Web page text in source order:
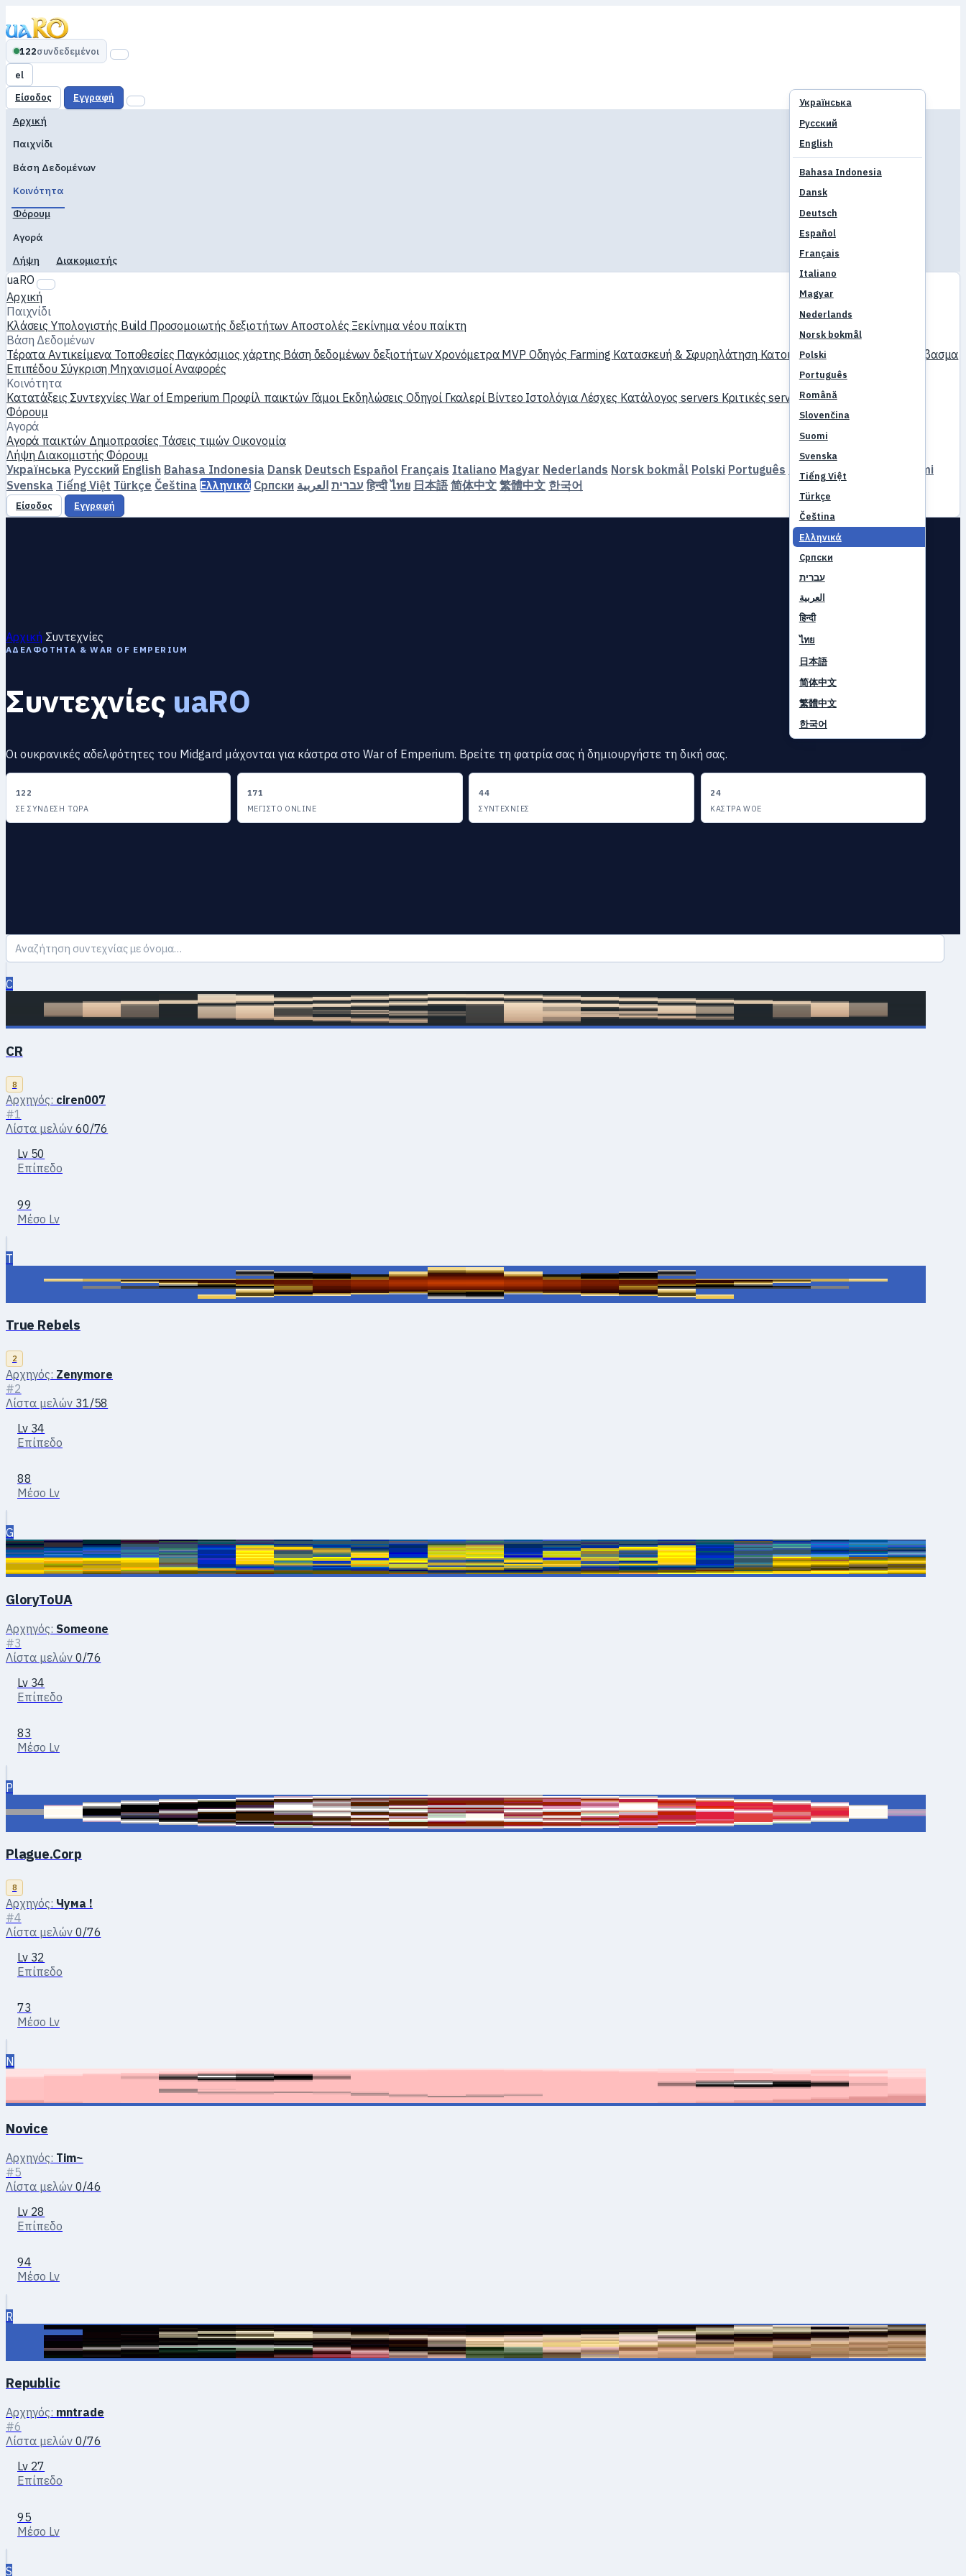
122συνδεδεμένοι
el
Українська
Русский
English
Bahasa Indonesia
Dansk
Deutsch
Español
Français
Italiano
Magyar
Nederlands
Norsk bokmål
Polski
Português
Română
Slovenčina
Suomi
Svenska
Tiếng Việt
Türkçe
Čeština
Ελληνικά
Српски
עברית
العربية
हिन्दी
ไทย
日本語
简体中文
繁體中文
한국어
Είσοδος Εγγραφή
Αρχική
Παιχνίδι
Βάση Δεδομένων
Κοινότητα
Φόρουμ
Αγορά
Λήψη
Διακομιστής
uaRO
Αρχική
Παιχνίδι
Κλάσεις Υπολογιστής Build Προσομοιωτής δεξιοτήτωνΑποστολές Ξεκίνημα νέου παίκτη
Βάση Δεδομένων
Τέρατα Αντικείμενα Τοποθεσίες Παγκόσμιος χάρτης Βάση δεδομένων δεξιοτήτωνΧρονόμετρα MVP Οδηγός Farming Κατασκευή & Σφυρηλάτηση ΚατοικίδιαΧομούνκουλους
Ανέβασμα
Επιπέδου Σύγκριση ΜηχανισμοίΑναφορές
Κοινότητα
Κατατάξεις Συντεχνίες War of Emperium Προφίλ παικτών Γάμοι Εκδηλώσεις Οδηγοί Γκαλερί Βίντεο Ιστολόγια Λέσχες Κατάλογος servers Κριτικές serversΣυνεργάτες
Φόρουμ
Αγορά
Αγορά παικτών Δημοπρασίες Τάσεις τιμών Οικονομία
Λήψη ΔιακομιστήςΦόρουμ
Українська Русский English Bahasa Indonesia Dansk Deutsch Español Français Italiano Magyar Nederlands Norsk bokmål Polski Português Română Slovenčina
Suomi
Svenska Tiếng Việt Türkçe Čeština Ελληνικά Српски עברית العربية हिन्दी ไทย 日本語 简体中文 繁體中文 한국어
Είσοδος Εγγραφή
Αρχική Συντεχνίες
ΑΔΕΛΦΌΤΗΤΑ & WAR OF EMPERIUM
Συντεχνίες uaRO
Οι ουκρανικές αδελφότητες του Midgard μάχονται για κάστρα στο War of Emperium. Βρείτε τη φατρία σας ή δημιουργήστε τη δική σας.
122
ΣΕ ΣΎΝΔΕΣΗ ΤΏΡΑ
171
ΜΈΓΙΣΤΟ ONLINE
44
ΣΥΝΤΕΧΝΊΕΣ
24
ΚΆΣΤΡΑ WOE
C
CR
8
Αρχηγός: ciren007
#1
Λίστα μελών 60/76
Lv 50
Επίπεδο
99
Μέσο Lv
T
True Rebels
2
Αρχηγός: Zenymоre
#2
Λίστα μελών 31/58
Lv 34
Επίπεδο
88
Μέσο Lv
G
GloryToUA
Αρχηγός: Someone
#3
Λίστα μελών 0/76
Lv 34
Επίπεδο
83
Μέσο Lv
P
Plague.Corp
8
Αρχηγός: Чума !
#4
Λίστα μελών 0/76
Lv 32
Επίπεδο
73
Μέσο Lv
N
Novice
Αρχηγός: Tim~
#5
Λίστα μελών 0/46
Lv 28
Επίπεδο
94
Μέσο Lv
R
Republic
Αρχηγός: mntrade
#6
Λίστα μελών 0/76
Lv 27
Επίπεδο
95
Μέσο Lv
S